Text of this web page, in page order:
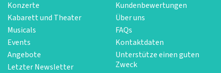
Konzerte
Kabarett und Theater
Musicals
Events
Angebote
Letzter Newsletter
Kundenbewertungen
Über uns
FAQs
Kontaktdaten
Unterstütze einen guten
Zweck